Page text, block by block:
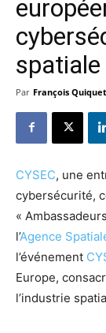
spatiale
Par François Quiquet
CYSEC, une
cybersécurité,
«
l’Agence
l’événement
Europe,
l’industrie